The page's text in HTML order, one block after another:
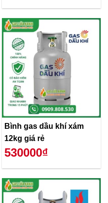
Bình gas dầu khí xám
12kg giá rẻ
530000₫